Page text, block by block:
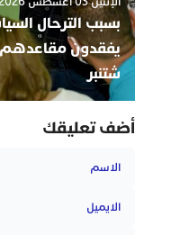
بسبب الترحال
شتنبر
أضف تعليقك